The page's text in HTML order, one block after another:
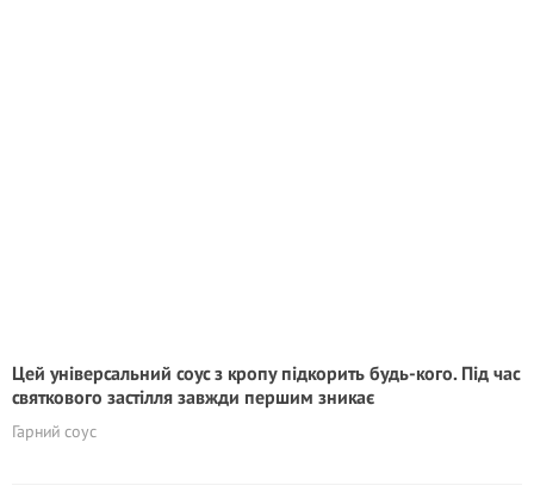
Цей універсальний соус з кропу підкорить будь-кого. Під час
святкового застілля завжди першим зникає
Гарний соус